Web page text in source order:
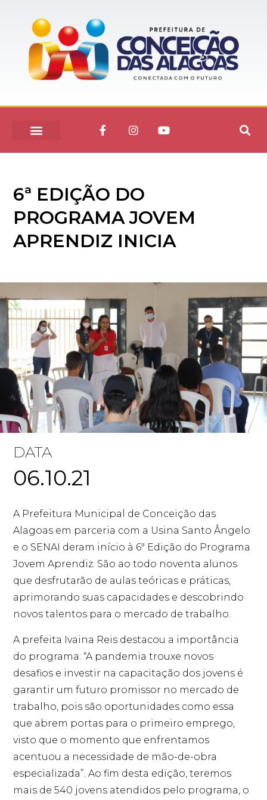
6ª EDIÇÃO DO
PROGRAMA JOVEM
APRENDIZ INICIA
DATA
06.10.21
A Prefeitura Municipal de Conceição das
Alagoas em parceria com a Usina Santo Ângelo
e o SENAI deram início à 6ª Edição do Programa
Jovem Aprendiz. São ao todo noventa alunos
que desfrutarão de aulas teóricas e práticas,
aprimorando suas capacidades e descobrindo
novos talentos para o mercado de trabalho.
A prefeita Ivaina Reis destacou a importância
do programa: “A pandemia trouxe novos
desafios e investir na capacitação dos jovens é
garantir um futuro promissor no mercado de
trabalho, pois são oportunidades como essa
que abrem portas para o primeiro emprego,
visto que o momento que enfrentamos
acentuou a necessidade de mão-de-obra
especializada”. Ao fim desta edição, teremos
mais de 540 jovens atendidos pelo programa, o